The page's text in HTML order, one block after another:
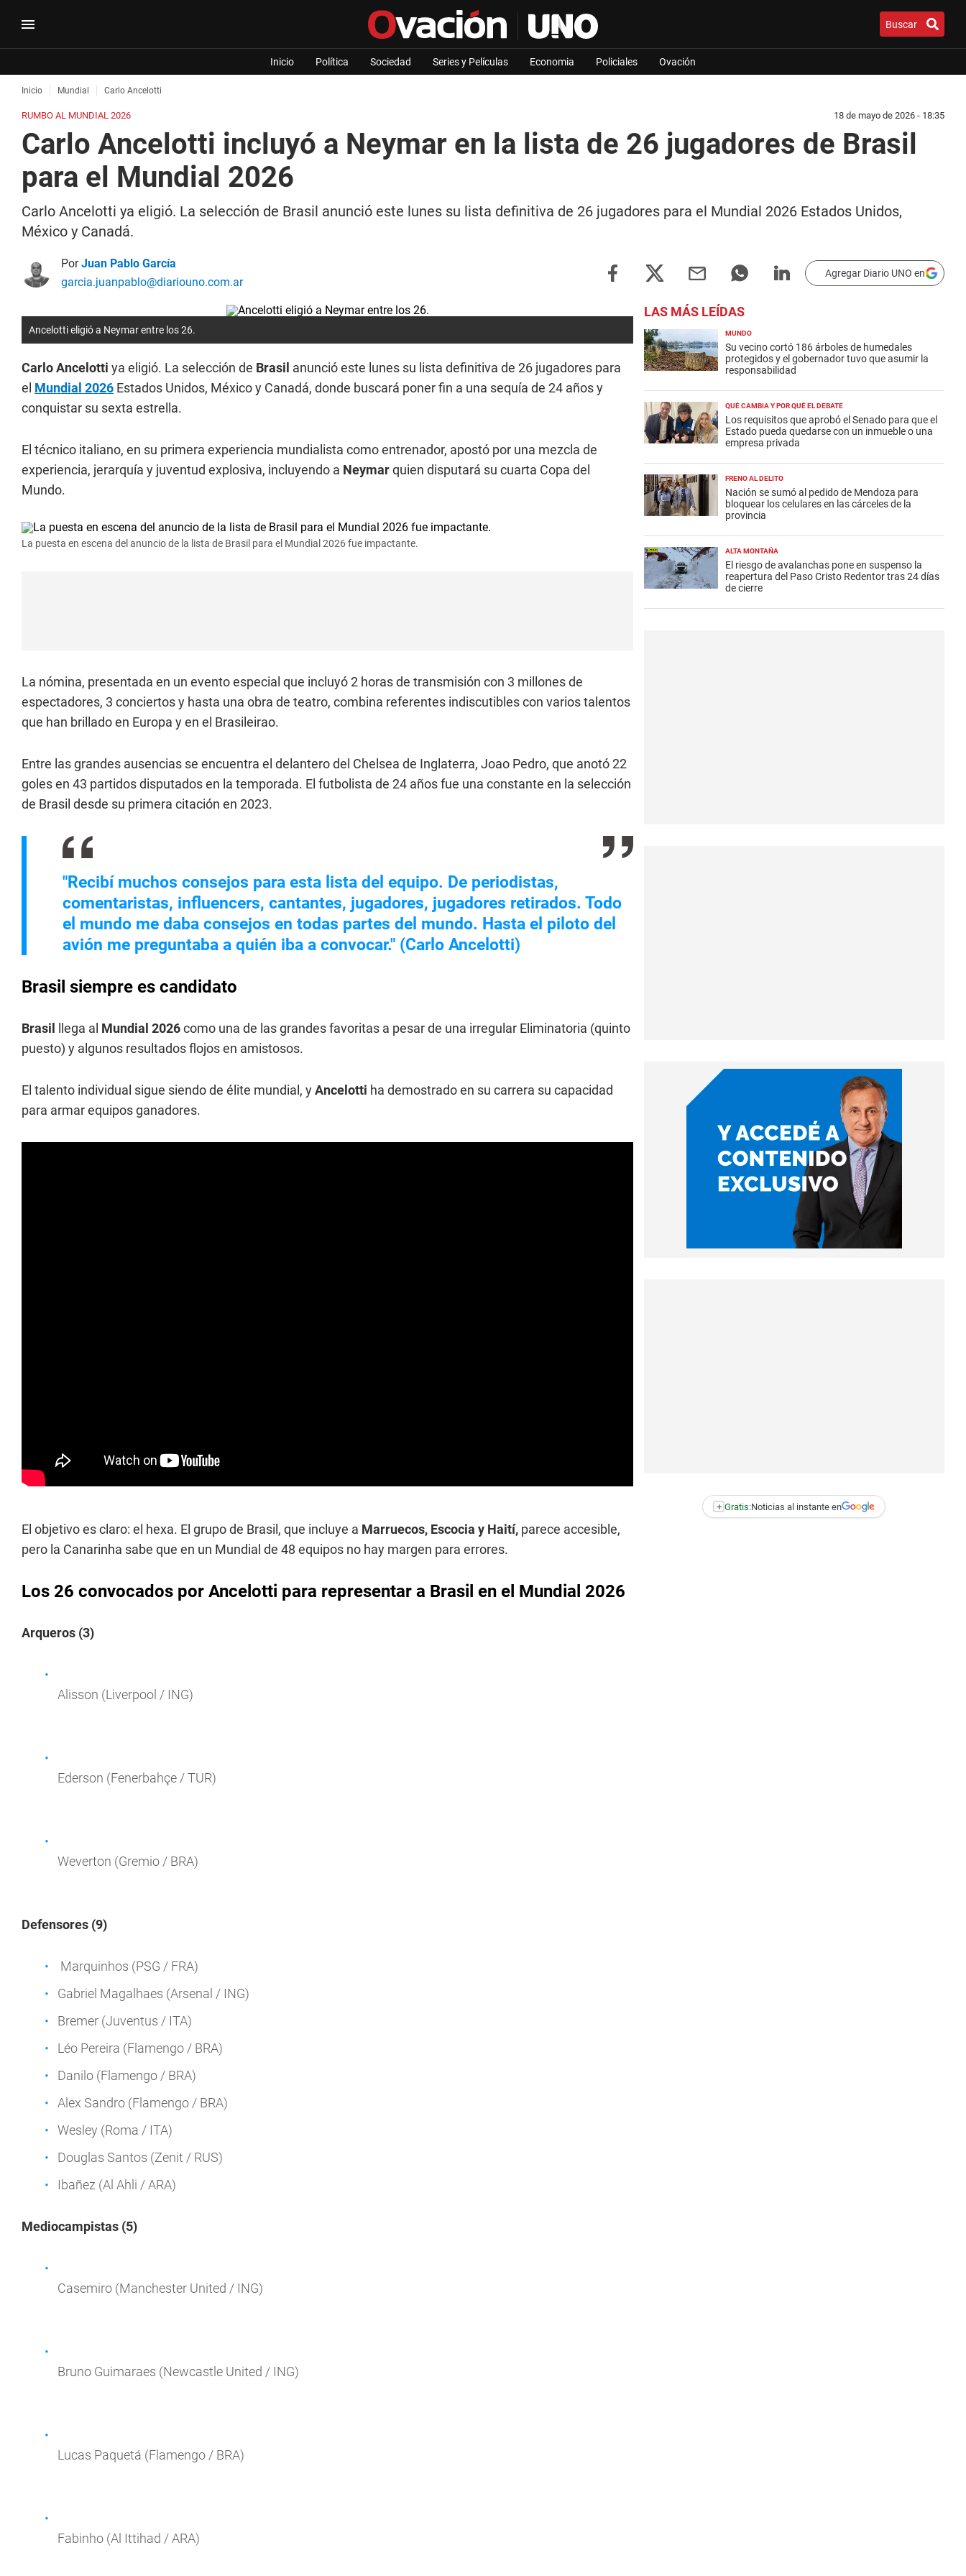
Buscar
Inicio Política Sociedad Series y Películas Economia Policiales Ovación
Inicio Mundial Carlo Ancelotti
RUMBO AL MUNDIAL 2026 18 de mayo de 2026 - 18:35
Carlo Ancelotti incluyó a Neymar en la lista de 26 jugadores de Brasil
para el Mundial 2026
Carlo Ancelotti ya eligió. La selección de Brasil anunció este lunes su lista definitiva de 26 jugadores para el Mundial 2026 Estados Unidos,
México y Canadá.
PorJuan Pablo García
garcia.juanpablo@diariouno.com.ar
Agregar Diario UNO en
Ancelotti eligió a Neymar entre los 26.
Carlo Ancelotti ya eligió. La selección de Brasil anunció este lunes su lista definitiva de 26 jugadores para
el Mundial 2026 Estados Unidos, México y Canadá, donde buscará poner fin a una sequía de 24 años y
conquistar su sexta estrella.
El técnico italiano, en su primera experiencia mundialista como entrenador, apostó por una mezcla de
experiencia, jerarquía y juventud explosiva, incluyendo a Neymarquien disputará su cuarta Copa del
Mundo.
La puesta en escena del anuncio de la lista de Brasil para el Mundial 2026 fue impactante.
La nómina, presentada en un evento especial que incluyó 2 horas de transmisión con 3 millones de
espectadores, 3 conciertos y hasta una obra de teatro, combina referentes indiscutibles con varios talentos
que han brillado en Europa y en el Brasileirao.
Entre las grandes ausencias se encuentra el delantero del Chelsea de Inglaterra, Joao Pedro, que anotó 22
goles en 43 partidos disputados en la temporada. El futbolista de 24 años fue una constante en la selección
de Brasil desde su primera citación en 2023.
"Recibí muchos consejos para esta lista del equipo. De periodistas,
comentaristas, influencers, cantantes, jugadores, jugadores retirados. Todo
el mundo me daba consejos en todas partes del mundo. Hasta el piloto del
avión me preguntaba a quién iba a convocar." (Carlo Ancelotti)
Brasil siempre es candidato
Brasil llega al Mundial 2026como una de las grandes favoritas a pesar de una irregular Eliminatoria (quinto
puesto) y algunos resultados flojos en amistosos.
El talento individual sigue siendo de élite mundial, yAncelotti ha demostrado en su carrera su capacidad
para armar equipos ganadores.
El objetivo es claro: el hexa. El grupo de Brasil, que incluye a Marruecos, Escocia y Haití, parece accesible,
pero la Canarinha sabe que en un Mundial de 48 equipos no hay margen para errores.
Los 26 convocados por Ancelotti para representar a Brasil en el Mundial 2026
Arqueros (3)
Alisson (Liverpool / ING)
Ederson (Fenerbahçe / TUR)
Weverton (Gremio / BRA)
Defensores (9)
Marquinhos (PSG / FRA)
Gabriel Magalhaes (Arsenal / ING)
Bremer (Juventus / ITA)
Léo Pereira (Flamengo / BRA)
Danilo (Flamengo / BRA)
Alex Sandro (Flamengo / BRA)
Wesley (Roma / ITA)
Douglas Santos (Zenit / RUS)
Ibañez (Al Ahli / ARA)
Mediocampistas (5)
Casemiro (Manchester United / ING)
Bruno Guimaraes (Newcastle United / ING)
Lucas Paquetá (Flamengo / BRA)
Fabinho (Al Ittihad / ARA)
LAS MÁS LEÍDAS
MUNDO
Su vecino cortó 186 árboles de humedales
protegidos y el gobernador tuvo que asumir la
responsabilidad
QUÉ CAMBIA Y POR QUÉ EL DEBATE
Los requisitos que aprobó el Senado para que el
Estado pueda quedarse con un inmueble o una
empresa privada
FRENO AL DELITO
Nación se sumó al pedido de Mendoza para
bloquear los celulares en las cárceles de la
provincia
ALTA MONTAÑA
El riesgo de avalanchas pone en suspenso la
reapertura del Paso Cristo Redentor tras 24 días
de cierre
+ Gratis:Noticias al instante en